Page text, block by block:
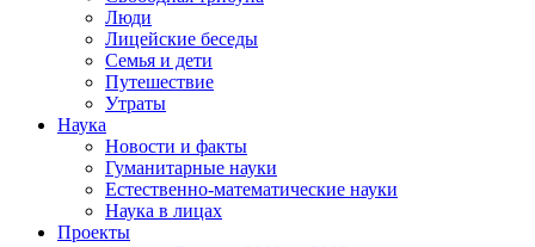
Люди
Лицейские беседы
Семья и дети
Путешествие
Утраты
Наука
Новости и факты
Гуманитарные науки
Естественно-математические науки
Наука в лицах
Проекты